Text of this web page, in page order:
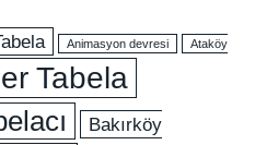
Animasyon devresi Ataköy
Tabela
Bakırköy